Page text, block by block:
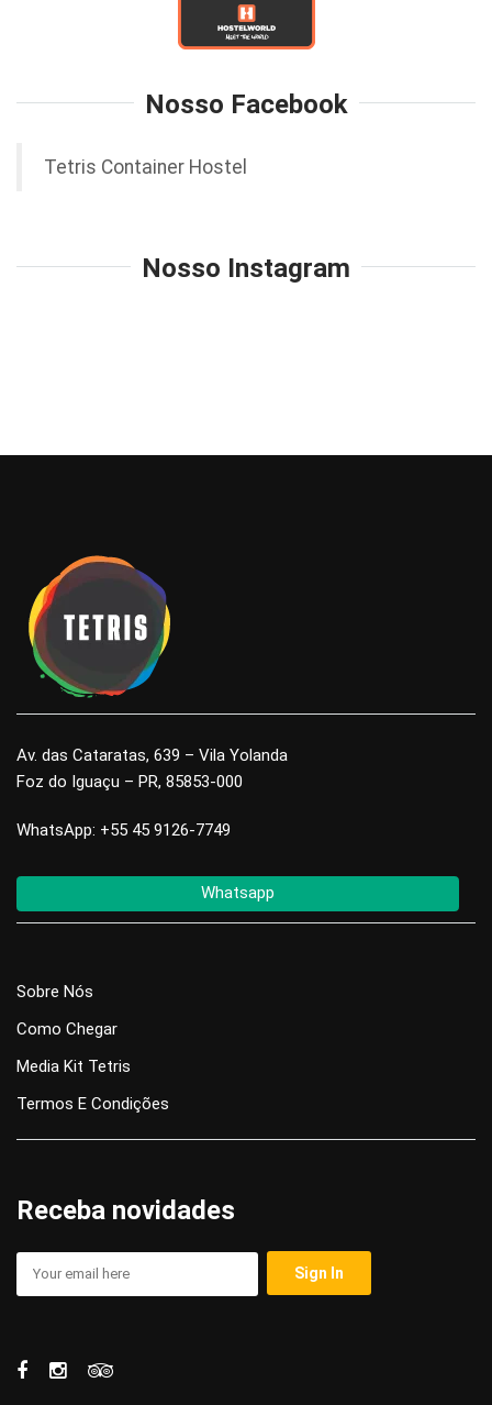
Nosso Facebook
Tetris Container Hostel
Nosso Instagram
Av. das Cataratas, 639 – Vila Yolanda
Foz do Iguaçu – PR, 85853-000
WhatsApp: +55 45 9126-7749
Whatsapp
Sobre Nós
Como Chegar
Media Kit Tetris
Termos E Condições
Receba novidades